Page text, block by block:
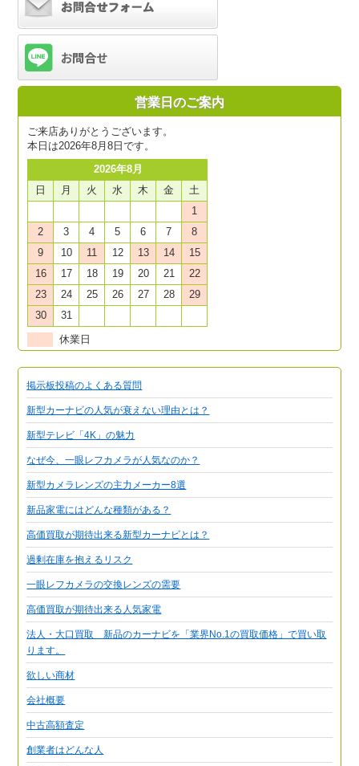
営業日のご案内
ご来店ありがとうございます。
本日は2026年8月8日です。
2026年8月
日
月 火 水 木 金
土
1
2
3 4 5 6 7
8
9
10 11 12 13 14
15
16
17 18 19 20 21
22
23
24 25 26 27 28
29
30
31
休業日
掲示板投稿のよくある質問
新型カーナビの人気が衰えない理由とは？
新型テレビ「4K」の魅力
なぜ今、一眼レフカメラが人気なのか？
新型カメラレンズの主力メーカー8選
新品家電にはどんな種類がある？
高価買取が期待出来る新型カーナビとは？
過剰在庫を抱えるリスク
一眼レフカメラの交換レンズの需要
高価買取が期待出来る人気家電
法人・大口買取 新品のカーナビを「業界No.1の買取価格」で買い取
ります。
欲しい商材
会社概要
中古高額査定
創業者はどんな人